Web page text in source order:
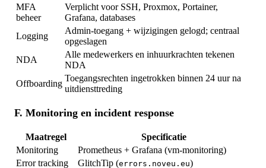
MFA
beheer
Verplicht voor SSH, Proxmox, Portainer,
Grafana, databases
Logging
Admin-toegang + wijzigingen gelogd; centraal
opgeslagen
NDA
Alle medewerkers en inhuurkrachten tekenen
NDA
Offboarding
Toegangsrechten ingetrokken binnen 24 uur na
uitdiensttreding
F. Monitoring en incident response
Maatregel
Specificatie
Monitoring
Prometheus + Grafana (vm-monitoring)
Error tracking
GlitchTip (errors.noveu.eu)